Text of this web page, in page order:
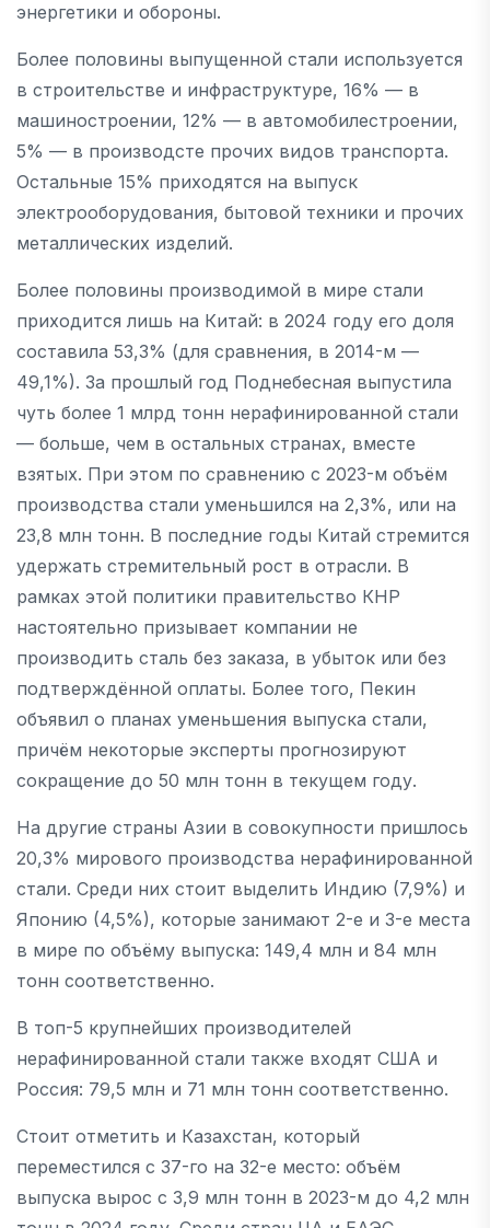
энергетики и обороны.
Более половины выпущенной стали используется
в строительстве и инфраструктуре, 16% — в
машиностроении, 12% — в автомобилестроении,
5% — в производсте прочих видов транспорта.
Остальные 15% приходятся на выпуск
электрооборудования, бытовой техники и прочих
металлических изделий.
Более половины производимой в мире стали
приходится лишь на Китай: в 2024 году его доля
составила 53,3% (для сравнения, в 2014-м —
49,1%). За прошлый год Поднебесная выпустила
чуть более 1 млрд тонн нерафинированной стали
— больше, чем в остальных странах, вместе
взятых. При этом по сравнению с 2023-м объём
производства стали уменьшился на 2,3%, или на
23,8 млн тонн. В последние годы Китай стремится
удержать стремительный рост в отрасли. В
рамках этой политики правительство КНР
настоятельно призывает компании не
производить сталь без заказа, в убыток или без
подтверждённой оплаты. Более того, Пекин
объявил о планах уменьшения выпуска стали,
причём некоторые эксперты прогнозируют
сокращение до 50 млн тонн в текущем году.
На другие страны Азии в совокупности пришлось
20,3% мирового производства нерафинированной
стали. Среди них стоит выделить Индию (7,9%) и
Японию (4,5%), которые занимают 2-е и 3-е места
в мире по объёму выпуска: 149,4 млн и 84 млн
тонн соответственно.
В топ-5 крупнейших производителей
нерафинированной стали также входят США и
Россия: 79,5 млн и 71 млн тонн соответственно.
Стоит отметить и Казахстан, который
переместился с 37-го на 32-е место: объём
выпуска вырос с 3,9 млн тонн в 2023-м до 4,2 млн